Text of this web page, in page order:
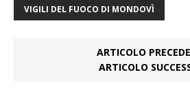
VIGILI DEL FUOCO DI MONDOVÌ
ARTICOLO
ARTICOLO